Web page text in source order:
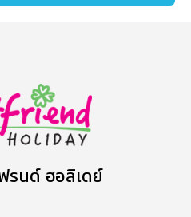
รนด์ ฮอลิเดย์